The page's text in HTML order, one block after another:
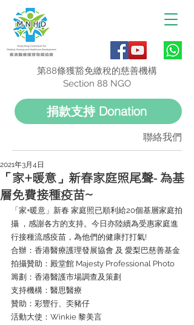
聯絡我們
捐款支持 Donation
第88條獲豁免繳稅的慈善機構
Section 88 NGO
「家+暖意」新春家庭照尾聲- 為基
層免費接種疫苗~
2021年3月4日
「家+暖意」新春 家庭照已順利給20個基層家庭拍
攝 ，感謝各方的支持。今日亦陸續為受惠家庭進
行接種流感疫苗，為他們的健康打打氣!
合辦：香港醫療護理發展協會 及 愛梨巴慈善基金
拍攝贊助：殿堂館 Majesty Professional Photo
籌劃：香港醫護市場調查及策劃
支持機構：醫思醫療
贊助：彩豐行、奀豬仔
活動大使：Winkie 黎美言